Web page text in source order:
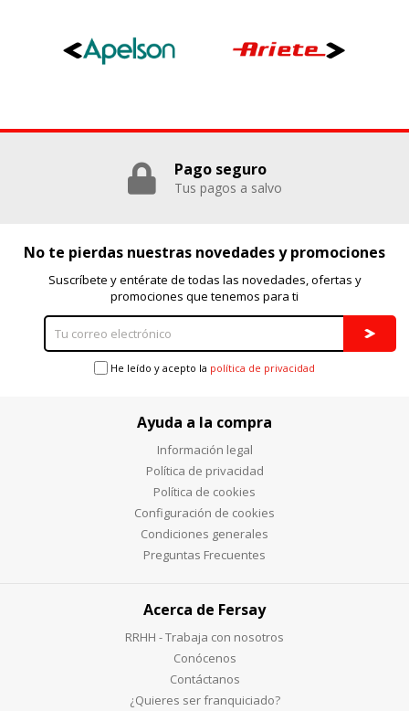
Pago seguro
Tus pagos a salvo
No te pierdas nuestras novedades y promociones
Suscríbete y entérate de todas las novedades, ofertas y
promociones que tenemos para ti
He leído y acepto la política de privacidad
Ayuda a la compra
Información legal
Política de privacidad
Política de cookies
Configuración de cookies
Condiciones generales
Preguntas Frecuentes
Acerca de Fersay
RRHH - Trabaja con nosotros
Conócenos
Contáctanos
¿Quieres ser franquiciado?